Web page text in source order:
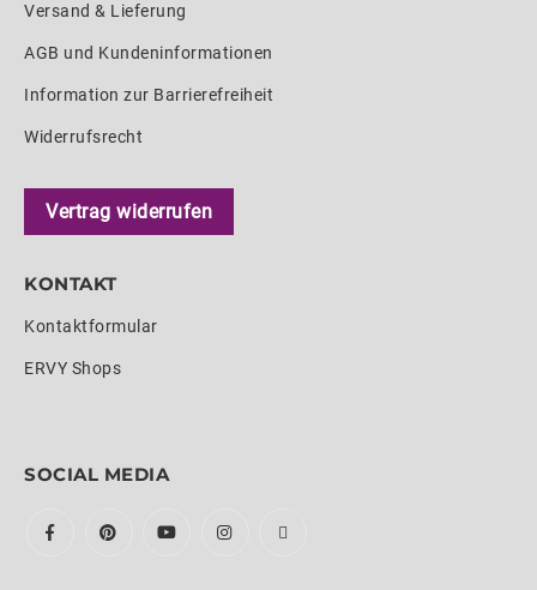
Versand & Lieferung
AGB und Kundeninformationen
Information zur Barrierefreiheit
Widerrufsrecht
Vertrag widerrufen
KONTAKT
Kontaktformular
ERVY Shops
SOCIAL MEDIA